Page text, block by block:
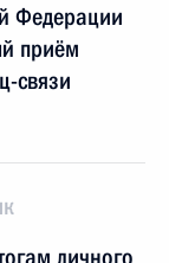
Федерации
приём
связи
личного